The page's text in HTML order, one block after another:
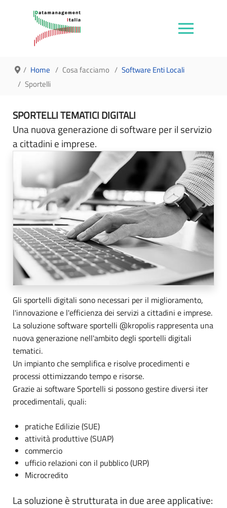
Home Cosa facciamo
Software Enti Locali
Sportelli
SPORTELLI TEMATICI DIGITALI
Una nuova generazione di software per il servizio
a cittadini e imprese.
Gli sportelli digitali sono necessari per il miglioramento,
l'innovazione e l'efficienza dei servizi a cittadini e imprese.
La soluzione software sportelli @kropolis rappresenta una
nuova generazione nell'ambito degli sportelli digitali
tematici.
Un impianto che semplifica e risolve procedimenti e
processi ottimizzando tempo e risorse.
Grazie ai software Sportelli si possono gestire diversi iter
procedimentali, quali:
pratiche Edilizie (SUE)
attività produttive (SUAP)
commercio
ufficio relazioni con il pubblico (URP)
Microcredito
La soluzione è strutturata in due aree applicative: